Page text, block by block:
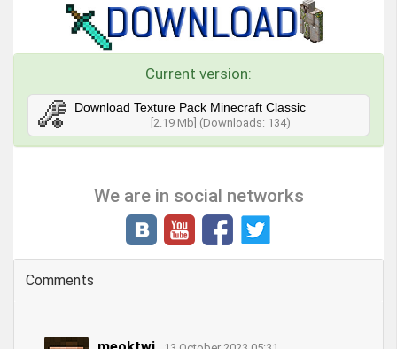
Current version:
Download Texture Pack Minecraft Classic
[2.19 Mb] (Downloads: 134)
We are in social networks
Comments